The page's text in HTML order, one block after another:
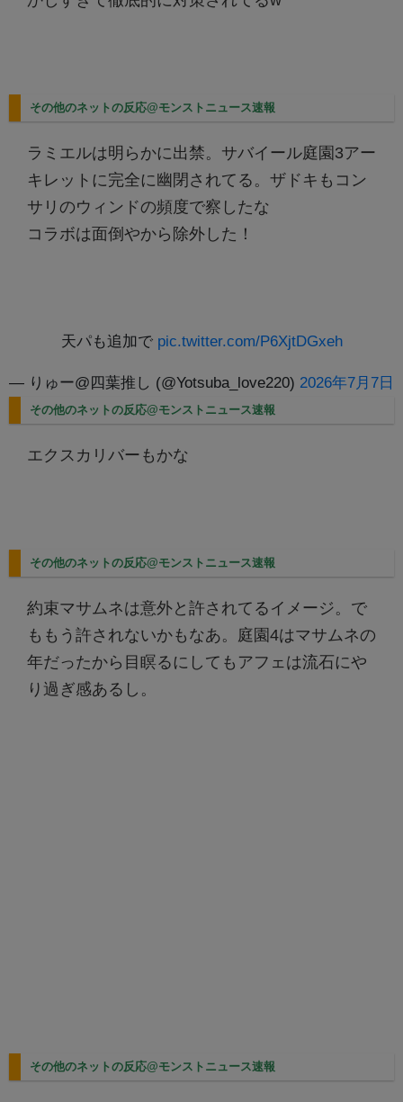
その他のネットの反応@モンストニュース速報
ラミエルは明らかに出禁。サバイール庭園3アー
キレットに完全に幽閉されてる。ザドキもコン
サリのウィンドの頻度で察したな
コラボは面倒やから除外した！
天パも追加で pic.twitter.com/P6XjtDGxeh
— りゅー@四葉推し (@Yotsuba_love220) 2026年7月7日
その他のネットの反応@モンストニュース速報
エクスカリバーもかな
その他のネットの反応@モンストニュース速報
約束マサムネは意外と許されてるイメージ。で
ももう許されないかもなあ。庭園4はマサムネの
年だったから目瞑るにしてもアフェは流石にや
り過ぎ感あるし。
その他のネットの反応@モンストニュース速報